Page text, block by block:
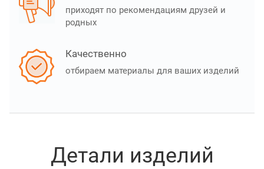
приходят по рекомендациям друзей и
родных
Качественно
отбираем материалы для ваших изделий
Детали изделий